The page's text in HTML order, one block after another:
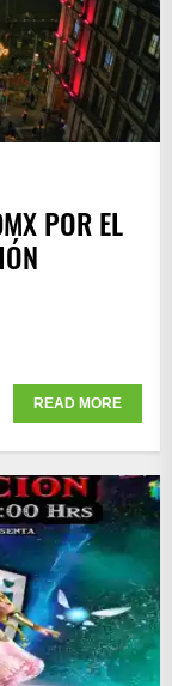
POR EL
READ MORE